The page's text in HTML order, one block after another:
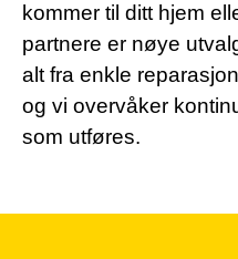
kommer til ditt hjem
partnere er nøye
alt fra enkle
og vi overvåker
som utføres.